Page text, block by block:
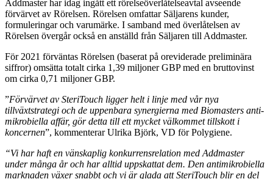
Addmaster har idag ingått ett rörelseöverlåtelseavtal avseende
förvärvet av Rörelsen. Rörelsen omfattar Säljarens kunder,
formuleringar och varumärke. I samband med överlåtelsen av
Rörelsen övergår också en anställd från Säljaren till Addmaster.
För 2021 förväntas Rörelsen (baserat på oreviderade preliminära
siffror) omsätta totalt cirka 1,39 miljoner GBP med en bruttovinst
om cirka 0,71 miljoner GBP.
”Förvärvet av SteriTouch ligger helt i linje med vår nya
tillväxtstrategi och de uppenbara synergierna med Biomasters anti-
mikrobiella affär, gör detta till ett mycket välkommet tillskott i
koncernen”, kommenterar Ulrika Björk, VD för Polygiene.
“Vi har haft en vänskaplig konkurrensrelation med Addmaster
under många år och har alltid uppskattat dem. Den antimikrobiella
marknaden växer snabbt och vi är glada att SteriTouch blir en del